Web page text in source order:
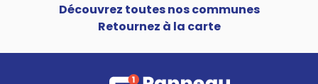
Découvrez toutes nos communes
Retournez à la carte